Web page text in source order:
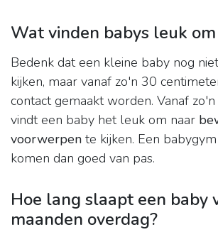
Wat vinden babys leuk
Bedenk dat een kleine baby nog
kijken, maar vanaf zo'n 30
contact gemaakt worden. Vanaf
vindt een baby het leuk om naar
voorwerpen te kijken. Een
komen dan goed van pas.
Hoe lang slaapt een baby
maanden overdag?